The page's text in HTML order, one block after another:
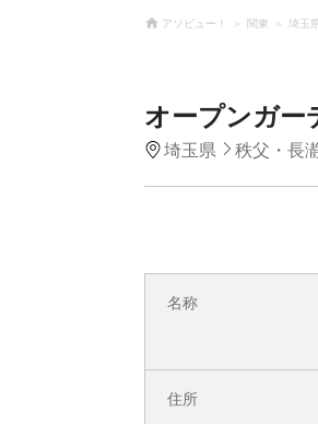
アソビュー！ 関東 埼玉
オープンガー
埼玉県 秩父・長
名称
住所